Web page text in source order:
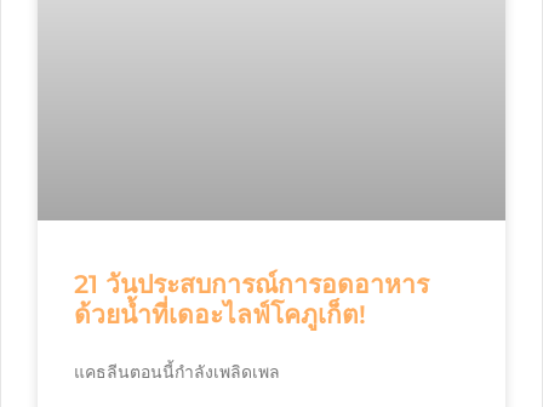
21 วันประสบการณ์การอดอาหาร
ด้วยน้ำที่เดอะไลฟ์โคภูเก็ต!
แคธลีนตอนนี้กำลังเพลิดเพล